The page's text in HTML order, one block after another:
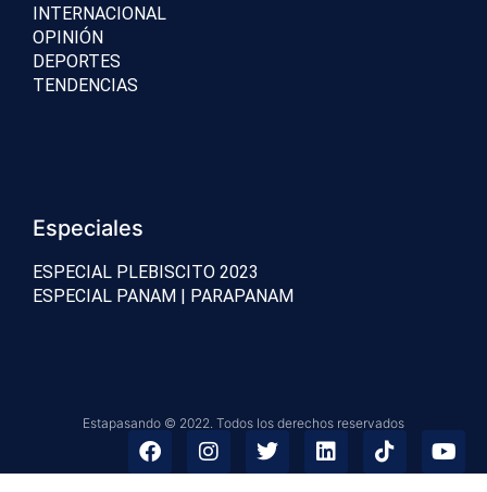
INTERNACIONAL
OPINIÓN
DEPORTES
TENDENCIAS
Especiales
ESPECIAL PLEBISCITO 2023
ESPECIAL PANAM | PARAPANAM
Estapasando © 2022. Todos los derechos reservados